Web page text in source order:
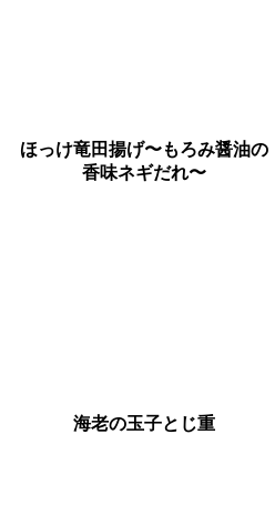
ほっけ竜田揚げ〜もろみ醤油の
香味ネギだれ〜
海老の玉子とじ重